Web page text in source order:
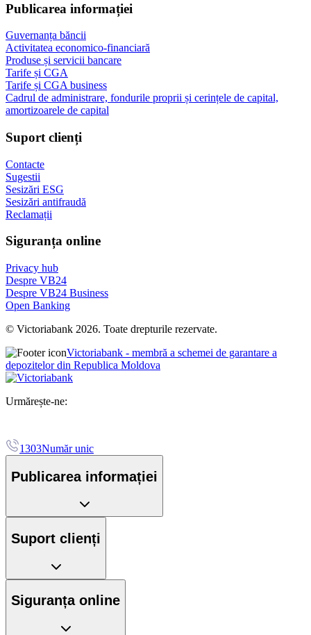
Publicarea informației
Guvernanța băncii
Activitatea economico-financiară
Produse și servicii bancare
Tarife și CGA
Tarife și CGA business
Cadrul de administrare, fondurile proprii și cerințele de capital,
amortizoarele de capital
Suport clienți
Contacte
Sugestii
Sesizări ESG
Sesizări antifraudă
Reclamații
Siguranța online
Privacy hub
Despre VB24
Despre VB24 Business
Open Banking
© Victoriabank 2026. Toate drepturile rezervate.
Victoriabank - membră a schemei de garantare a
depozitelor din Republica Moldova
Urmărește-ne:
1303Număr unic
Publicarea informației
Suport clienți
Siguranța online